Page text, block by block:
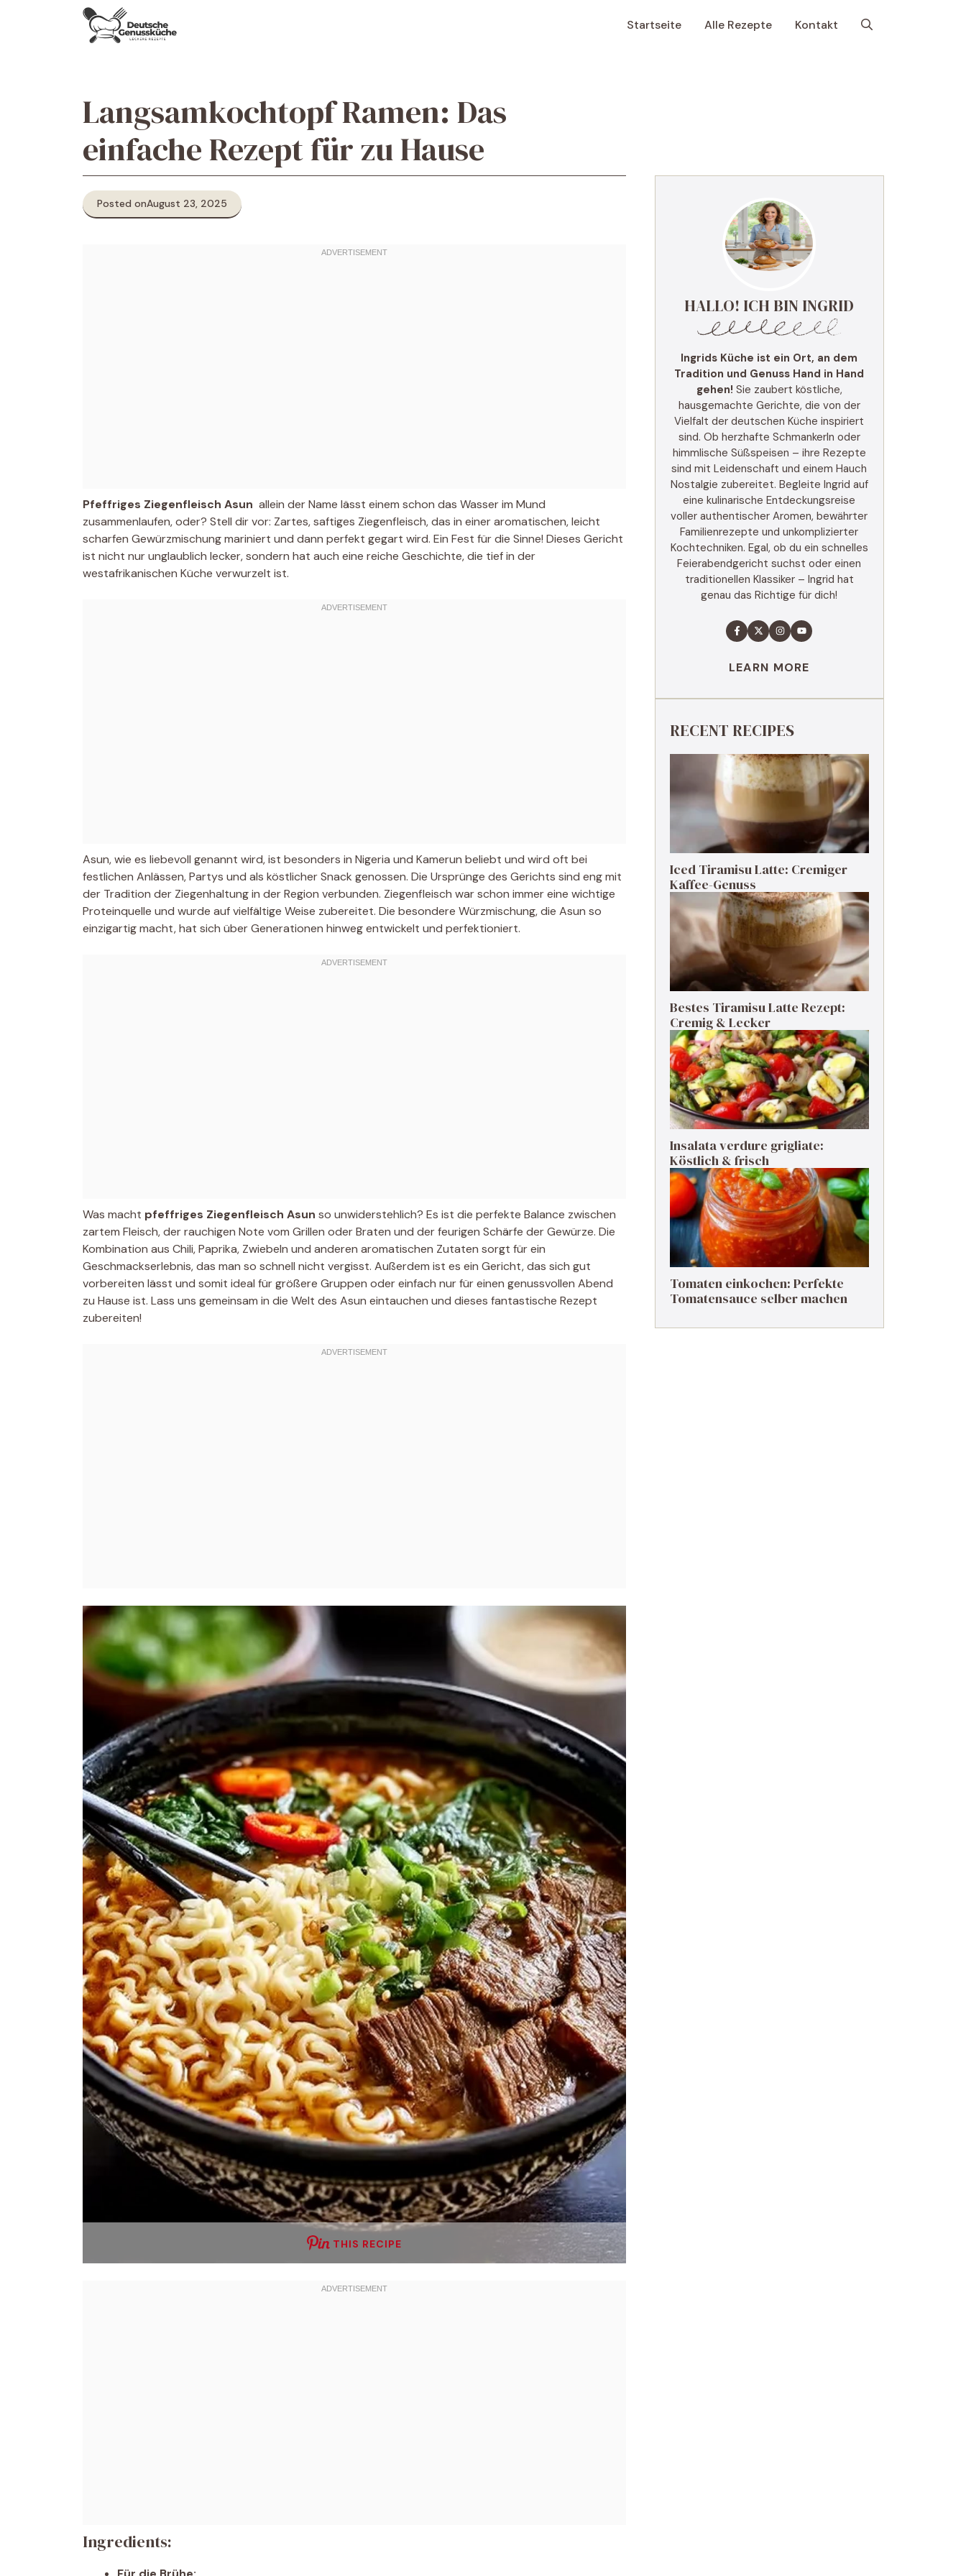
Startseite Alle Rezepte Kontakt
Langsamkochtopf Ramen: Das
einfache Rezept für zu Hause
Posted onAugust 23, 2025
Pfeffriges Ziegenfleisch Asun  allein der Name lässt einem schon das Wasser im Mund
zusammenlaufen, oder? Stell dir vor: Zartes, saftiges Ziegenfleisch, das in einer aromatischen, leicht
scharfen Gewürzmischung mariniert und dann perfekt gegart wird. Ein Fest für die Sinne! Dieses Gericht
ist nicht nur unglaublich lecker, sondern hat auch eine reiche Geschichte, die tief in der
westafrikanischen Küche verwurzelt ist.
Asun, wie es liebevoll genannt wird, ist besonders in Nigeria und Kamerun beliebt und wird oft bei
festlichen Anlässen, Partys und als köstlicher Snack genossen. Die Ursprünge des Gerichts sind eng mit
der Tradition der Ziegenhaltung in der Region verbunden. Ziegenfleisch war schon immer eine wichtige
Proteinquelle und wurde auf vielfältige Weise zubereitet. Die besondere Würzmischung, die Asun so
einzigartig macht, hat sich über Generationen hinweg entwickelt und perfektioniert.
Was macht pfeffriges Ziegenfleisch Asun so unwiderstehlich? Es ist die perfekte Balance zwischen
zartem Fleisch, der rauchigen Note vom Grillen oder Braten und der feurigen Schärfe der Gewürze. Die
Kombination aus Chili, Paprika, Zwiebeln und anderen aromatischen Zutaten sorgt für ein
Geschmackserlebnis, das man so schnell nicht vergisst. Außerdem ist es ein Gericht, das sich gut
vorbereiten lässt und somit ideal für größere Gruppen oder einfach nur für einen genussvollen Abend
zu Hause ist. Lass uns gemeinsam in die Welt des Asun eintauchen und dieses fantastische Rezept
zubereiten!
THIS RECIPE
Ingredients:
HALLO! ICH BIN INGRID
Ingrids Küche ist ein Ort, an dem
Tradition und Genuss Hand in Hand
gehen! Sie zaubert köstliche,
hausgemachte Gerichte, die von der
Vielfalt der deutschen Küche inspiriert
sind. Ob herzhafte Schmankerln oder
himmlische Süßspeisen – ihre Rezepte
sind mit Leidenschaft und einem Hauch
Nostalgie zubereitet. Begleite Ingrid auf
eine kulinarische Entdeckungsreise
voller authentischer Aromen, bewährter
Familienrezepte und unkomplizierter
Kochtechniken. Egal, ob du ein schnelles
Feierabendgericht suchst oder einen
traditionellen Klassiker – Ingrid hat
genau das Richtige für dich!
LEARN MORE
RECENT RECIPES
Iced Tiramisu Latte: Cremiger
Kaffee-Genuss
Bestes Tiramisu Latte Rezept:
Cremig & Lecker
Insalata verdure grigliate:
Köstlich & frisch
Tomaten einkochen: Perfekte
Tomatensauce selber machen